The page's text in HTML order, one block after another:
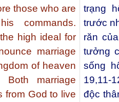
those who are
commands.
high ideal for
marriage
of heaven
Both marriage
from God to live
trạng
trước
răn
tưởng
sống
19,11-
độc